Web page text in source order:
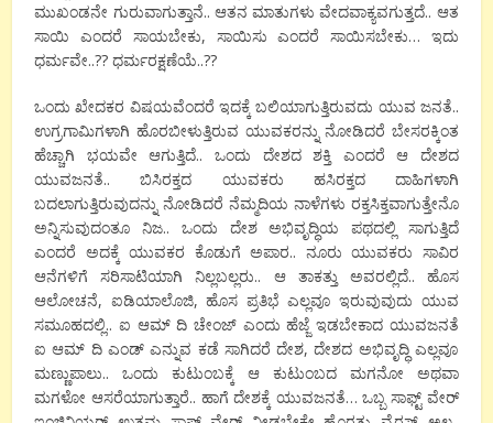
ಮುಖಂಡನೇ ಗುರುವಾಗುತ್ತಾನೆ.. ಆತನ ಮಾತುಗಳು ವೇದವಾಕ್ಯವಗುತ್ತದೆ.. ಆತ
ಸಾಯಿ ಎಂದರೆ ಸಾಯಬೇಕು, ಸಾಯಿಸು ಎಂದರೆ ಸಾಯಿಸಬೇಕು… ಇದು
ಧರ್ಮವೇ..?? ಧರ್ಮರಕ್ಷಣೆಯೆ..??
ಒಂದು ಖೇದಕರ ವಿಷಯವೆಂದರೆ ಇದಕ್ಕೆ ಬಲಿಯಾಗುತ್ತಿರುವದು ಯುವ ಜನತೆ..
ಉಗ್ರಗಾಮಿಗಳಾಗಿ ಹೊರಬೀಳುತ್ತಿರುವ ಯುವಕರನ್ನು ನೋಡಿದರೆ ಬೇಸರಕ್ಕಿಂತ
ಹೆಚ್ಚಾಗಿ ಭಯವೇ ಆಗುತ್ತಿದೆ.. ಒಂದು ದೇಶದ ಶಕ್ತಿ ಎಂದರೆ ಆ ದೇಶದ
ಯುವಜನತೆ.. ಬಿಸಿರಕ್ತದ ಯುವಕರು ಹಸಿರಕ್ತದ ದಾಹಿಗಳಾಗಿ
ಬದಲಾಗುತ್ತಿರುವುದನ್ನು ನೋಡಿದರೆ ನೆಮ್ಮದಿಯ ನಾಳೆಗಳು ರಕ್ತಸಿಕ್ತವಾಗುತ್ತೇನೊ
ಅನ್ನಿಸುವುದಂತೂ ನಿಜ.. ಒಂದು ದೇಶ ಅಭಿವೃದ್ಧಿಯ ಪಥದಲ್ಲಿ ಸಾಗುತ್ತಿದೆ
ಎಂದರೆ ಅದಕ್ಕೆ ಯುವಕರ ಕೊಡುಗೆ ಅಪಾರ.. ನೂರು ಯುವಕರು ಸಾವಿರ
ಆನೆಗಳಿಗೆ ಸರಿಸಾಟಿಯಾಗಿ ನಿಲ್ಲಬಲ್ಲರು.. ಆ ತಾಕತ್ತು ಅವರಲ್ಲಿದೆ.. ಹೊಸ
ಆಲೋಚನೆ, ಐಡಿಯಾಲೊಜಿ, ಹೊಸ ಪ್ರತಿಭೆ ಎಲ್ಲವೂ ಇರುವುವುದು ಯುವ
ಸಮೂಹದಲ್ಲಿ.. ಐ ಆಮ್ ದಿ ಚೇಂಜ್ ಎಂದು ಹೆಜ್ಜೆ ಇಡಬೇಕಾದ ಯುವಜನತೆ
ಐ ಆಮ್ ದಿ ಎಂಡ್ ಎನ್ನುವ ಕಡೆ ಸಾಗಿದರೆ ದೇಶ, ದೇಶದ ಅಭಿವೃದ್ಧಿ ಎಲ್ಲವೂ
ಮಣ್ಣುಪಾಲು.. ಒಂದು ಕುಟುಂಬಕ್ಕೆ ಆ ಕುಟುಂಬದ ಮಗನೋ ಅಥವಾ
ಮಗಳೋ ಆಸರೆಯಾಗುತ್ತಾರೆ.. ಹಾಗೆ ದೇಶಕ್ಕೆ ಯುವಜನತೆ… ಒಬ್ಬ ಸಾಫ್ಟ್ ವೇರ್